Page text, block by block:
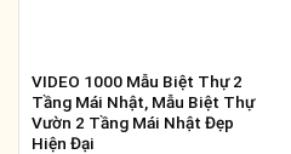
VIDEO 1000 Mẫu Biệt Thự 2
Tầng Mái Nhật, Mẫu Biệt Thự
Vườn 2 Tầng Mái Nhật Đẹp
Hiện Đại